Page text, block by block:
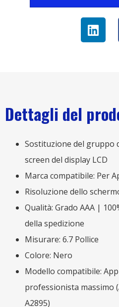
Dettagli del
Sostituzione del gruppo
screen del display LCD
Marca compatibile: Per
Risoluzione dello
Qualità: Grado AAA |
della spedizione
Misurare: 6.7 Pollice
Colore: Nero
Modello compatibile:
professionista massimo
A2895)